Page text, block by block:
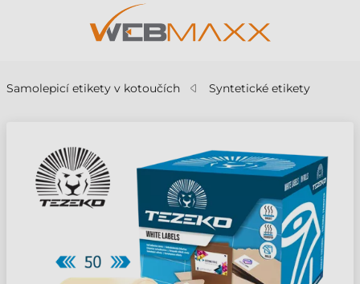
Samolepicí etikety v kotoučích Syntetické etikety